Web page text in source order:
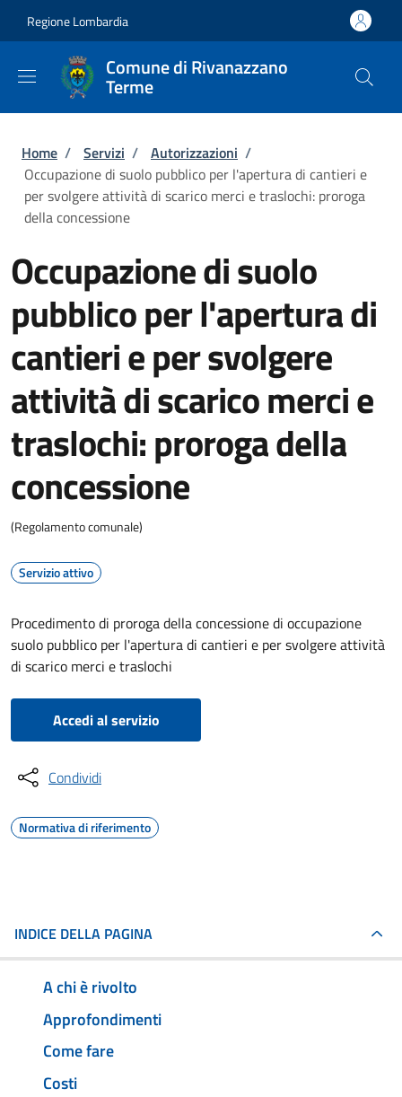
Regione Lombardia
Comune di Rivanazzano
Terme
Briciole di pane
Home / Servizi / Autorizzazioni /
Occupazione di suolo pubblico per l'apertura di cantieri e
per svolgere attività di scarico merci e traslochi: proroga
della concessione
Occupazione di suolo
pubblico per l'apertura di
cantieri e per svolgere
attività di scarico merci e
traslochi: proroga della
concessione
(Regolamento comunale)
Servizio attivo
Procedimento di proroga della concessione di occupazione
suolo pubblico per l'apertura di cantieri e per svolgere attività
di scarico merci e traslochi
Accedi al servizio
Condividi
Normativa di riferimento
INDICE DELLA PAGINA
A chi è rivolto
Approfondimenti
Come fare
Costi